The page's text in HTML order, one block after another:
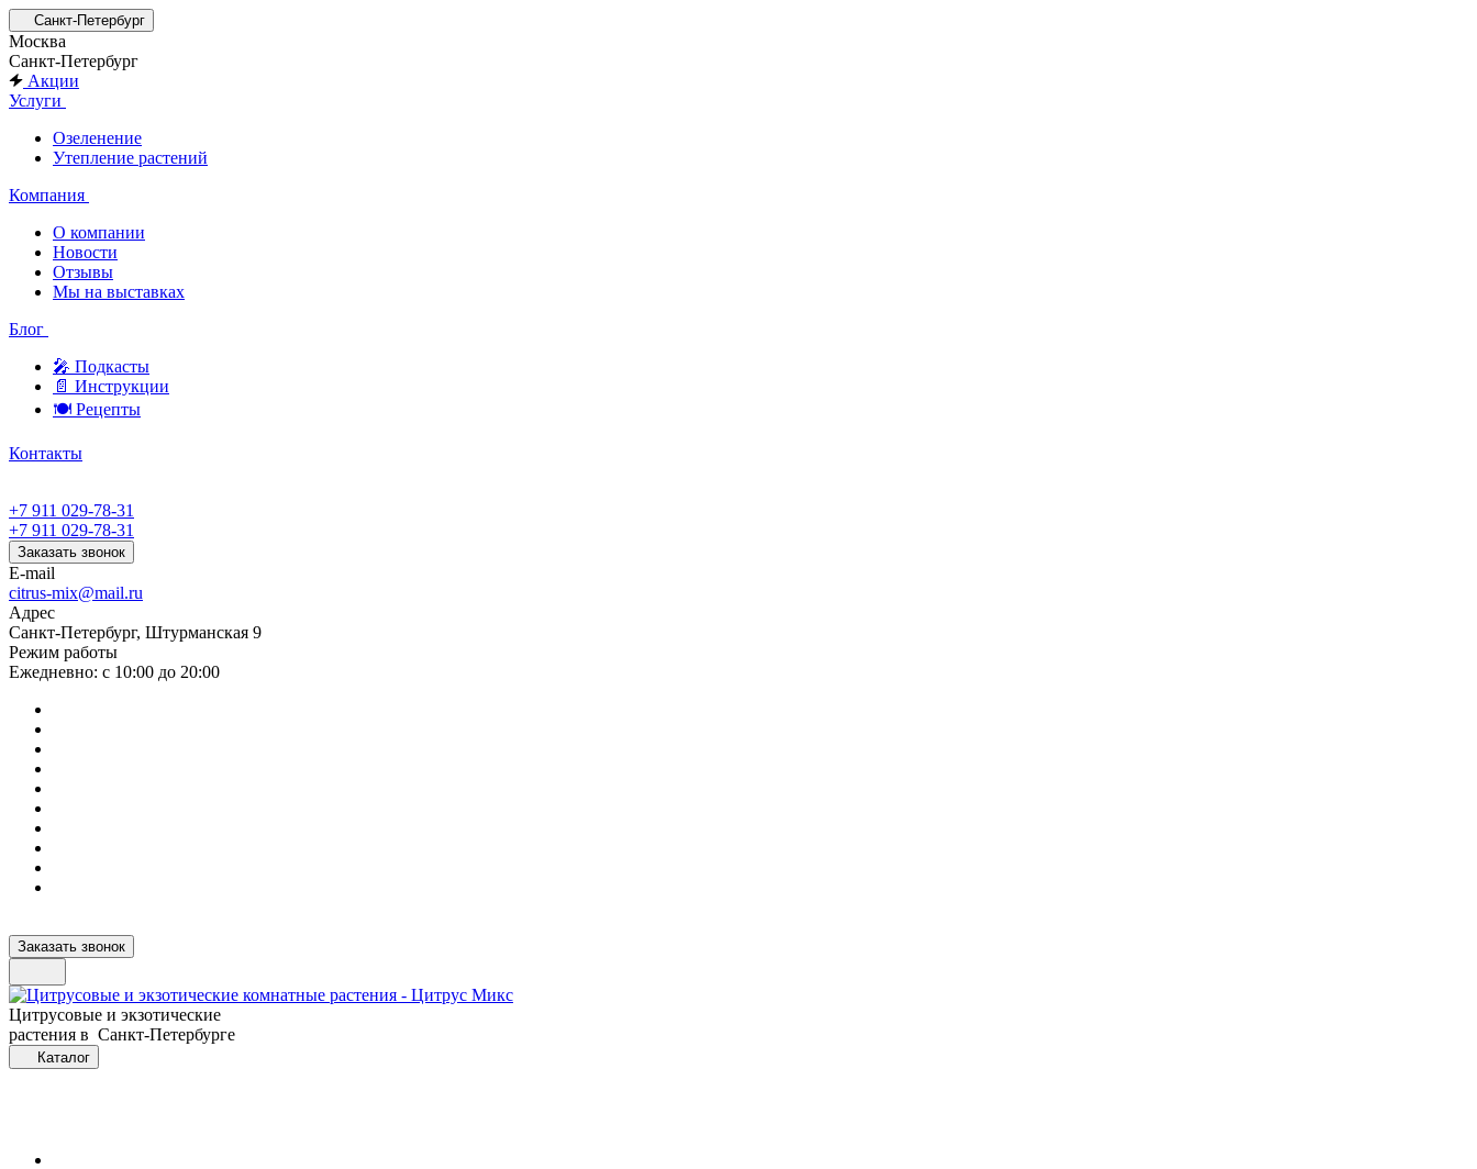
Санкт-Петербург
Москва
Санкт-Петербург
Акции
Услуги
Озеленение
Утепление растений
Компания
О компании
Новости
Отзывы
Мы на выставках
Блог
🎤︎︎ Подкасты
📄 Инструкции
🍽 Рецепты
Контакты
+7 911 029-78-31
+7 911 029-78-31
Заказать звонок
E-mail
citrus-mix@mail.ru
Адрес
Санкт-Петербург, Штурманская 9
Режим работы
Ежедневно: с 10:00 до 20:00
Заказать звонок
Цитрусовые и экзотические
растения в Санкт-Петербурге
Каталог